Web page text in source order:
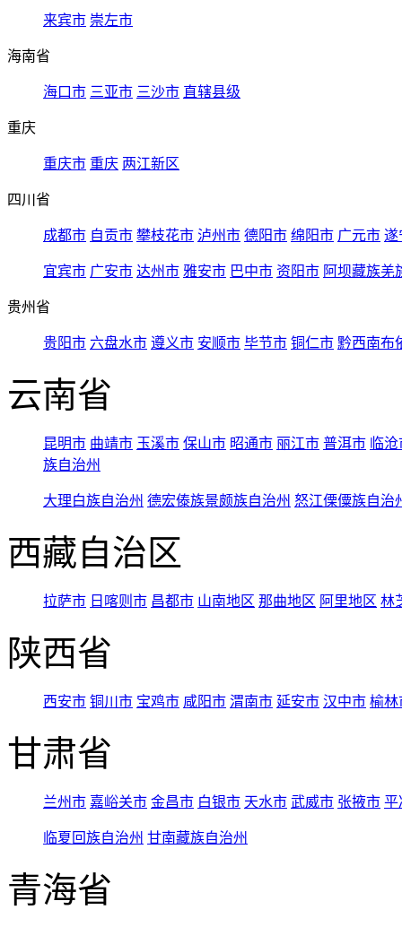
来宾市 崇左市
海南省
海口市 三亚市 三沙市 直辖县级
重庆
重庆市 重庆 两江新区
四川省
成都市 自贡市 攀枝花市 泸州市 德阳市 绵阳市 广元市 遂
宜宾市 广安市 达州市 雅安市 巴中市 资阳市 阿坝藏族羌
贵州省
贵阳市 六盘水市 遵义市 安顺市 毕节市 铜仁市 黔西南布
云南省
昆明市 曲靖市 玉溪市 保山市 昭通市 丽江市 普洱市 临
族自治州
大理白族自治州 德宏傣族景颇族自治州 怒江傈僳族自治
西藏自治区
拉萨市 日喀则市 昌都市 山南地区 那曲地区 阿里地区 林
陕西省
西安市 铜川市 宝鸡市 咸阳市 渭南市 延安市 汉中市 榆林
甘肃省
兰州市 嘉峪关市 金昌市 白银市 天水市 武威市 张掖市 平
临夏回族自治州 甘南藏族自治州
青海省